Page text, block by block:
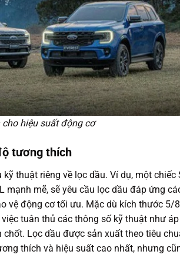
hiệu suất động cơ
tương thích
thuật riêng về lọc dầu. Ví dụ, một chiếc
mạnh mẽ, sẽ yêu cầu lọc dầu đáp ứng
vệ động cơ tối ưu. Mặc dù kích thước 5/
tuân thủ các thông số kỹ thuật như
Lọc dầu được sản xuất theo tiêu
thích và hiệu suất cao nhất, nhưng